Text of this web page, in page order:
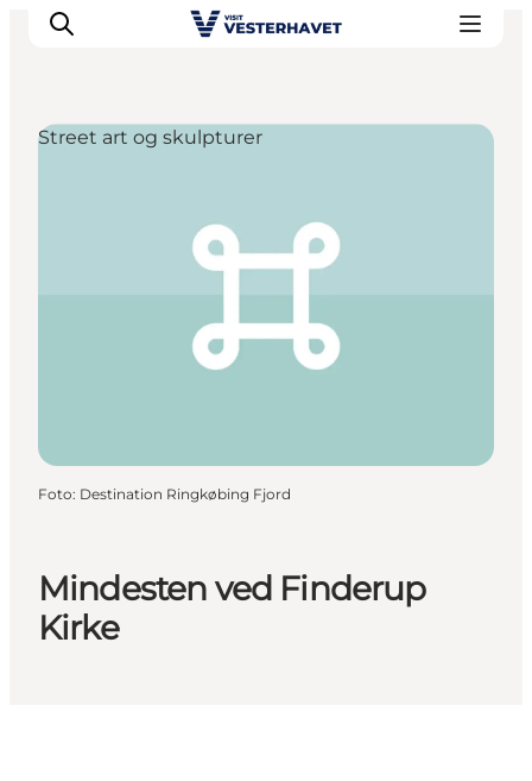
Planlæg din ferie
Mindesten ved Finderup
Kirke
Street art og skulpturer
Foto: Destination Ringkøbing Fjord